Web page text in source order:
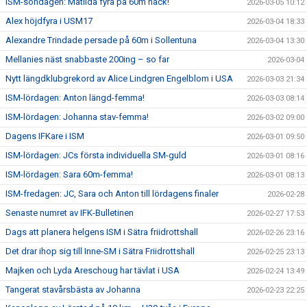
2026-03-05 10:12
Alex höjdfyra i USM17 2026-03-04 18:33
Alexandre Trindade persade på 60m i Sollentuna 2026-03-04 13:30
Mellanies näst snabbaste 200ing – so far 2026-03-04
Nytt längdklubgrekord av Alice Lindgren Engelblom i USA 2026-03-03 21:34
ISM-lördagen: Anton längd-femma! 2026-03-03 08:14
ISM-lördagen: Johanna stav-femma! 2026-03-02 09:00
Dagens IFKare i ISM 2026-03-01 09:50
ISM-lördagen: JCs första individuella SM-guld 2026-03-01 08:16
ISM-lördagen: Sara 60m-femma! 2026-03-01 08:13
ISM-fredagen: JC, Sara och Anton till lördagens finaler 2026-02-28
Senaste numret av IFK-Bulletinen 2026-02-27 17:53
Dags att planera helgens ISM i Sätra friidrottshall 2026-02-26 23:16
Det drar ihop sig till Inne-SM i Sätra Friidrottshall 2026-02-25 23:13
Majken och Lyda Areschoug har tävlat i USA 2026-02-24 13:49
Tangerat stavårsbästa av Johanna 2026-02-23 22:25